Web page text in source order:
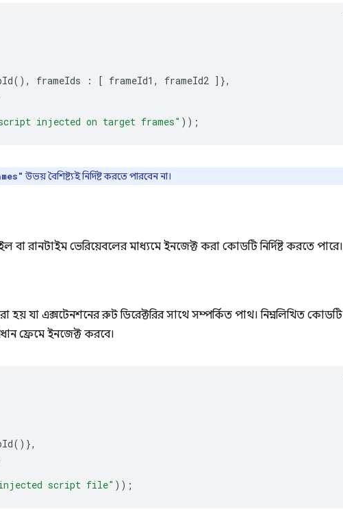
(), frameIds : [ frameId1 , frameId2 ]},
injected on target frames" ));
উভয় বৈশিষ্ট্যই নির্দিষ্ট করতে পারবেন না।
রানটাইম ভেরিয়েবলের মাধ্যমে ইনজেক্ট করা কোডটি নির্দিষ্ট করতে পারে।
হয় যা এক্সটেনশনের রুট ডিরেক্টরির সাথে সম্পর্কিত পাথ। নিম্নলিখিত কোডটি
ফ্রেমে ইনজেক্ট করবে।
()},
script file" ));